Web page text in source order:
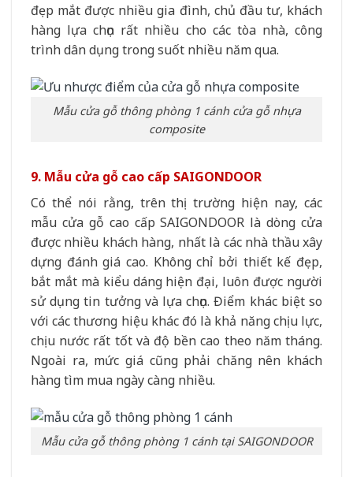
đẹp mắt được nhiều gia đình, chủ đầu tư, khách
hàng lựa chọn rất nhiều cho các tòa nhà, công
trình dân dụng trong suốt nhiều năm qua.
Mẫu cửa gỗ thông phòng 1 cánh cửa gỗ nhựa
composite
9. Mẫu cửa gỗ cao cấp SAIGONDOOR
Có thể nói rằng, trên thị trường hiện nay, các
mẫu cửa gỗ cao cấp SAIGONDOOR là dòng cửa
được nhiều khách hàng, nhất là các nhà thầu xây
dựng đánh giá cao. Không chỉ bởi thiết kế đẹp,
bắt mắt mà kiểu dáng hiện đại, luôn được người
sử dụng tin tưởng và lựa chọn. Điểm khác biệt so
với các thương hiệu khác đó là khả năng chịu lực,
chịu nước rất tốt và độ bền cao theo năm tháng.
Ngoài ra, mức giá cũng phải chăng nên khách
hàng tìm mua ngày càng nhiều.
Mẫu cửa gỗ thông phòng 1 cánh tại SAIGONDOOR